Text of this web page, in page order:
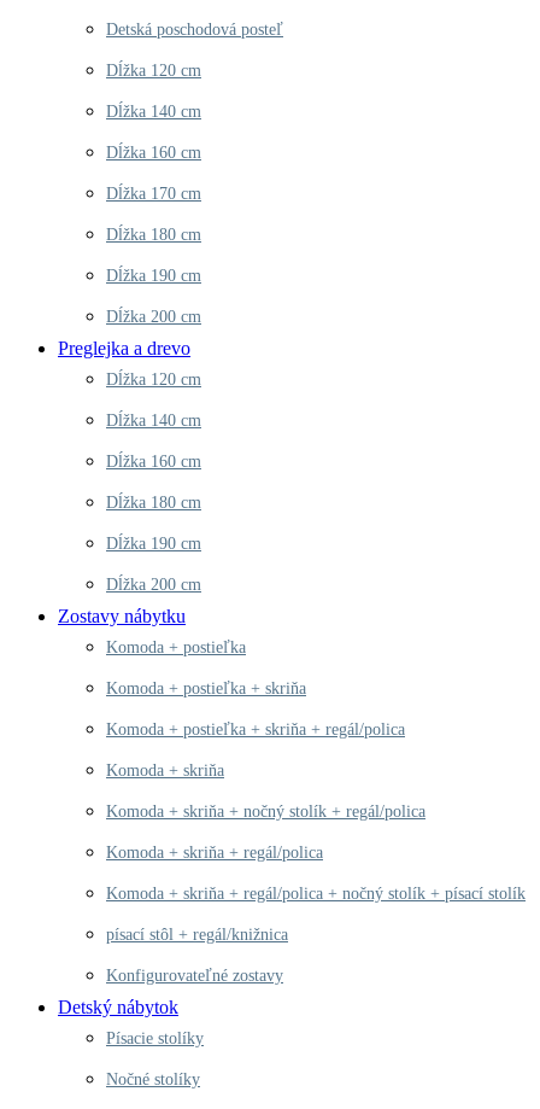
Detská poschodová posteľ
Dĺžka 120 cm
Dĺžka 140 cm
Dĺžka 160 cm
Dĺžka 170 cm
Dĺžka 180 cm
Dĺžka 190 cm
Dĺžka 200 cm
Preglejka a drevo
Dĺžka 120 cm
Dĺžka 140 cm
Dĺžka 160 cm
Dĺžka 180 cm
Dĺžka 190 cm
Dĺžka 200 cm
Zostavy nábytku
Komoda + postieľka
Komoda + postieľka + skriňa
Komoda + postieľka + skriňa + regál/polica
Komoda + skriňa
Komoda + skriňa + nočný stolík + regál/polica
Komoda + skriňa + regál/polica
Komoda + skriňa + regál/polica + nočný stolík + písací stolík
písací stôl + regál/knižnica
Konfigurovateľné zostavy
Detský nábytok
Písacie stolíky
Nočné stolíky